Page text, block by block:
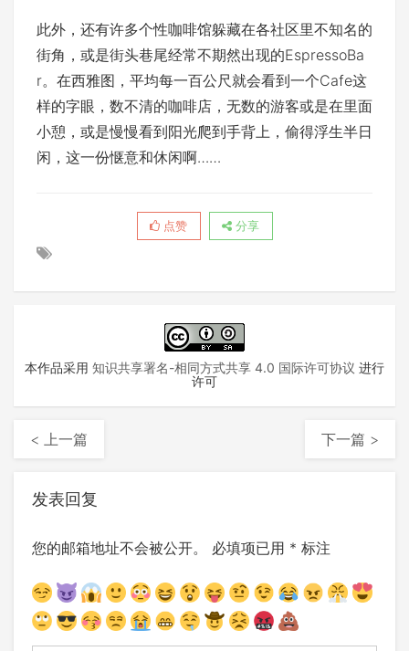
此外，还有许多个性咖啡馆躲藏在各社区里不知名的
街角，或是街头巷尾经常不期然出现的EspressoBa
r。在西雅图，平均每一百公尺就会看到一个Cafe这
样的字眼，数不清的咖啡店，无数的游客或是在里面
小憩，或是慢慢看到阳光爬到手背上，偷得浮生半日
闲，这一份惬意和休闲啊……
点赞 分享
本作品采用 知识共享署名-相同方式共享 4.0 国际许可协议 进行
许可
< 上一篇 下一篇 >
发表回复
您的邮箱地址不会被公开。 必填项已用 * 标注